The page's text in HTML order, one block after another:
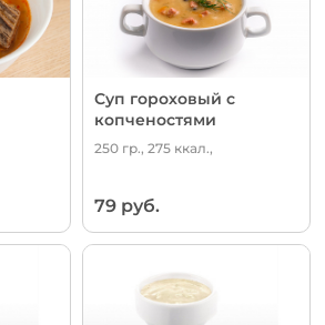
Суп гороховый с
копченостями
250 гр., 275 ккал.,
79 руб.